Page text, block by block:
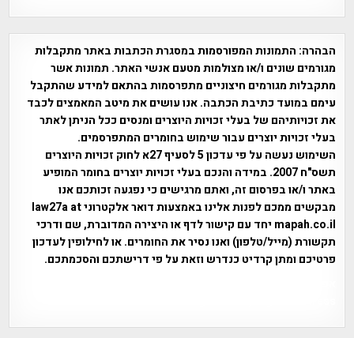
הבהרה: התמונות המפורסמות במסגרת הכתבות באתר מתקבלות
מגורמים שונים ו/או מצולמות מטעם אנשי האתר. תמונות אשר
מתקבלות מגורמים חיצוניים מתפרסמות בהתאם למידע שהתקבל
עימם במועד כתיבת הכתבה. אנו עושים את מיטב המאמצים לכבד
את זכויותיהם של בעלי זכויות היוצרים ומנסים ככל הניתן לאתר
בעלי זכויות יוצרים עבור שימוש בחומרים המתפרסמים.
השימוש נעשה על פי עדכון 5 לסעיף 27א לחוק זכויות היוצרים
תשס"ח 2007. במידה והנכם בעלי זכויות יוצרים בחומר המופיע
באתר ו/או בפרסום זה, ואתם מרגישים כי נפגעה זכותכם אנו
מבקשים ממכם לפנות אלינו באמצעות דואר אלקטרוני law27a at
mapah.co.il יחד עם קישור לדף או היצירה המדוברת, שם ודרכי
תקשורת (מייל/טלפון) ואנו נסיר את החומרים. או לחילופין לעדכון
פרטיכם ומתן קרדיט כנדרש וזאת על פי דרישתכם והסכמתכם.